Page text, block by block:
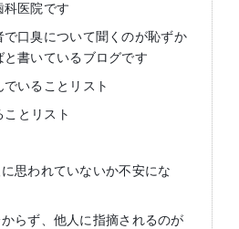
科医院です
で口臭について聞くのが恥ずか
と書いているブログです
いることリスト
とリスト
思われていないか不安にな
らず、他人に指摘されるのが